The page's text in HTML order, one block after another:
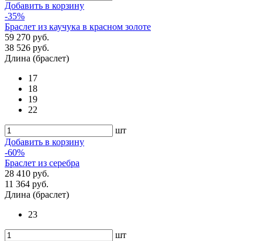
Добавить в корзину
-35%
Браслет из каучука в красном золоте
59 270 руб.
38 526 руб.
Длина (браслет)
17
18
19
22
шт
Добавить в корзину
-60%
Браслет из серебра
28 410 руб.
11 364 руб.
Длина (браслет)
23
шт